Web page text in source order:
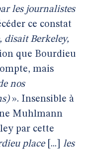
les journalistes
ce constat
disait Berkeley,
que Bourdieu
mais
nos
». Insensible à
Muhlmann
par cette
place[...] les